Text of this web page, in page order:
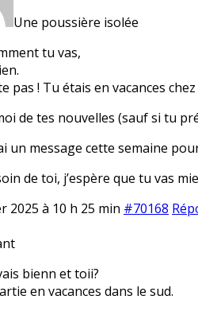
Une poussière isolée
tu vas,
pas ! Tu étais en vacances
de tes nouvelles (sauf si tu
un message cette semaine
de toi, j’espère que tu vas
2025 à 10 h 25 min #70168
bienn et toii?
en vacances dans le sud.